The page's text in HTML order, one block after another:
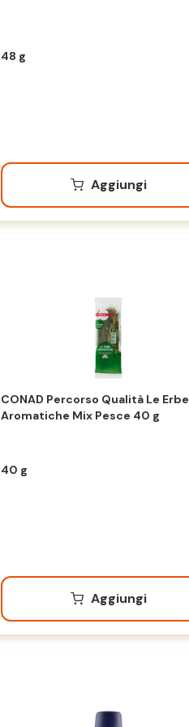
48 g
Aggiungi
CONAD Percorso Qualità Le Erbe
Aromatiche Mix Pesce 40 g
40 g
Aggiungi